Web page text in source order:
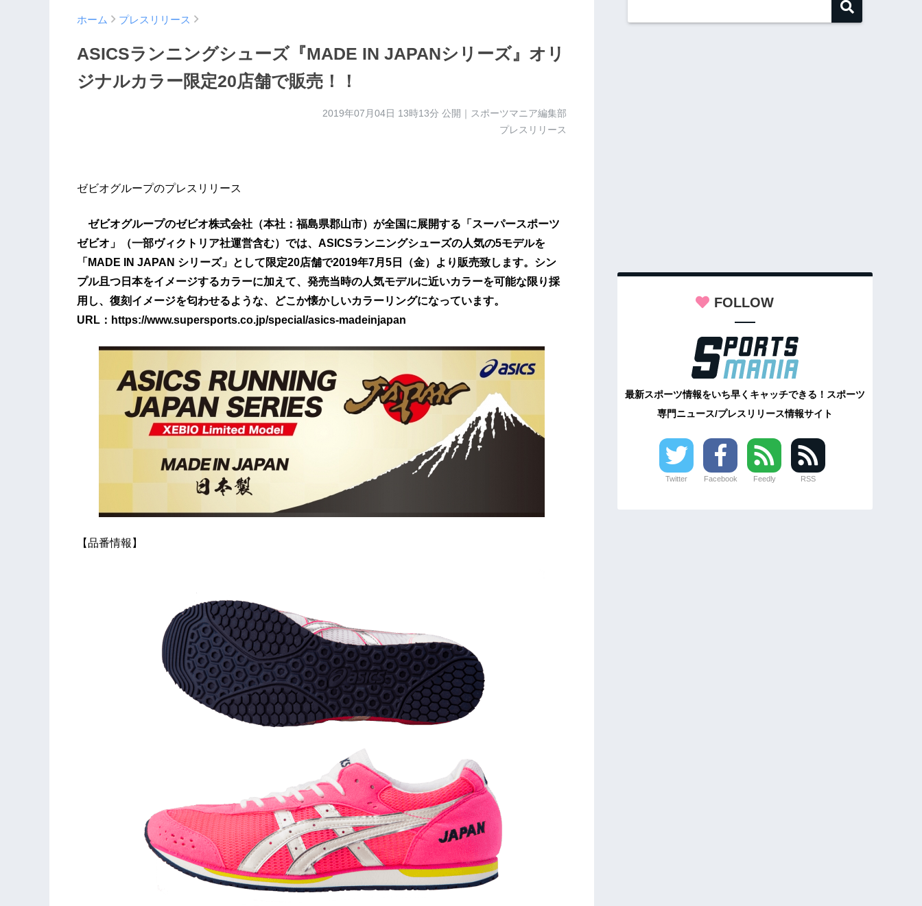
ホーム プレスリリース
ASICSランニングシューズ『MADE IN JAPANシリーズ』オリ
ジナルカラー限定20店舗で販売！！
2019年07月04日 13時13分 公開｜スポーツマニア編集部
プレスリリース
ゼビオグループのプレスリリース
ゼビオグループのゼビオ株式会社（本社：福島県郡山市）が全国に展開する「スーパースポーツ
ゼビオ」（一部ヴィクトリア社運営含む）では、ASICSランニングシューズの人気の5モデルを
「MADE IN JAPAN シリーズ」として限定20店舗で2019年7月5日（金）より販売致します。シン
プル且つ日本をイメージするカラーに加えて、発売当時の人気モデルに近いカラーを可能な限り採
用し、復刻イメージを匂わせるような、どこか懐かしいカラーリングになっています。
URL：https://www.supersports.co.jp/special/asics-madeinjapan
【品番情報】
FOLLOW
最新スポーツ情報をいち早くキャッチできる！スポーツ
専門ニュース/プレスリリース情報サイト
Twitter Facebook Feedly RSS